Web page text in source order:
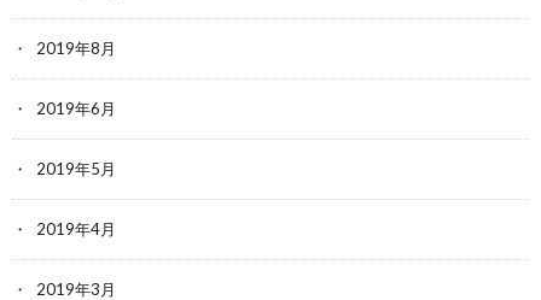
2019年8月
2019年6月
2019年5月
2019年4月
2019年3月